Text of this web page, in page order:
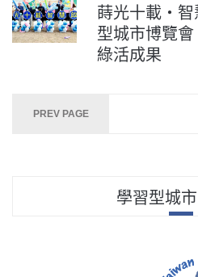
ON
蒔光十載‧智
型城市博覽
綠活成果
Posts
PREV PAGE
學習型城